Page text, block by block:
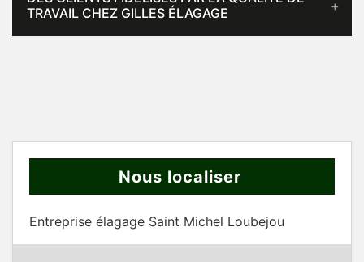
TRAVAIL CHEZ GILLES ÉLAGAGE
Nous localiser
Entreprise élagage Saint Michel Loubejou